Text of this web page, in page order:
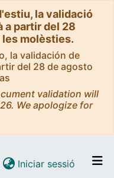
la validació
a partir del 28
molèsties.
la validación de
del 28 de agosto
validation will
We apologize for
Iniciar sessió (current)